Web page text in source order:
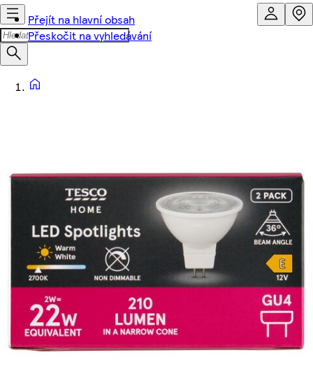
Přejít na hlavní obsah
Přeskočit na vyhledávání